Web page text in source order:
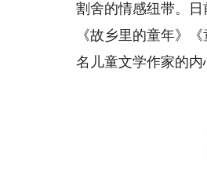
割舍的情感纽带。
《故乡里的童年》
名儿童文学作家的内